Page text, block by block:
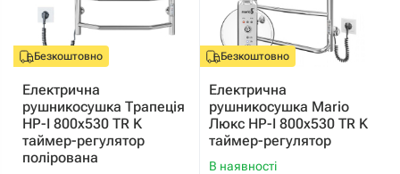
Безкоштовно
Електрична
рушникосушка Трапеція
HP-I 800x530 TR K
таймер-регулятор
полірована
Безкоштовно
Електрична
рушникосушка Mario
Люкс HP-I 800x530 TR K
таймер-регулятор
В наявності